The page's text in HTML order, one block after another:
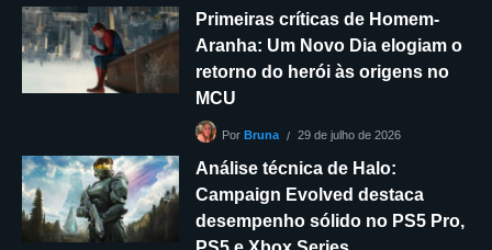
Primeiras críticas de Homem-
Aranha: Um Novo Dia elogiam o
retorno do herói às origens no
MCU
Por Bruna 29 de julho de 2026
Análise técnica de Halo:
Campaign Evolved destaca
desempenho sólido no PS5 Pro,